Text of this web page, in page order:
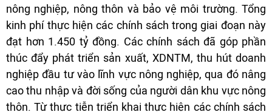
nông nghiệp, nông thôn và bảo vệ môi trường. Tổng
kinh phí thực hiện các chính sách trong giai đoạn này
đạt hơn 1.450 tỷ đồng. Các chính sách đã góp phần
thúc đẩy phát triển sản xuất, XDNTM, thu hút doanh
nghiệp đầu tư vào lĩnh vực nông nghiệp, qua đó nâng
cao thu nhập và đời sống của người dân khu vực nông
thôn. Từ thực tiễn triển khai thực hiện các chính sách